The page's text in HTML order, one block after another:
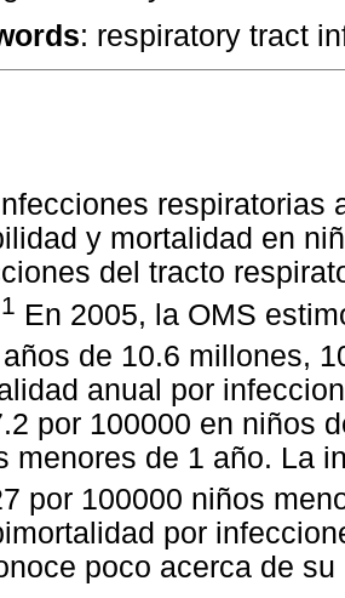
: respiratory tract
respiratorias
y mortalidad en
del tracto
1 En 2005, la OMS
de 10.6 millones,
anual por
por 100000 en niños
menores de 1 año. La
por 100000 niños
por
poco acerca de